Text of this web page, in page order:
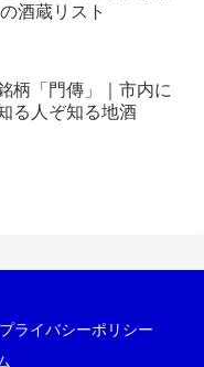
酒蔵リスト
柄「門傳」｜市内に
る人ぞ知る地酒
プライバシーポリシー